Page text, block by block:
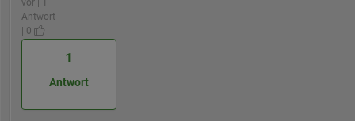
vor | 1
Antwort
| 0
1
Antwort